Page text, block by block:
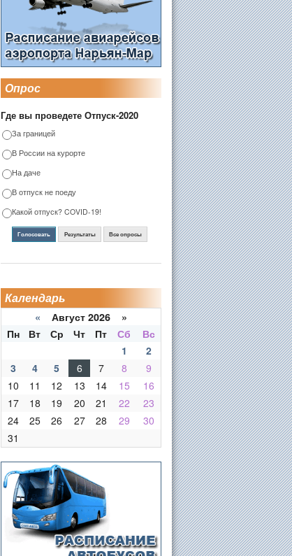
Опрос
Где вы проведете Отпуск-2020
За границей
В России на курорте
На даче
В отпуск не поеду
Какой отпуск? COVID-19!
Голосовать Результаты Все опросы
Календарь
« Август 2026 »
Пн
Вт Ср Чт Пт Сб
Вс
1
2
3
4 5 6 7 8
9
10
11 12 13 14 15
16
17
18 19 20 21 22
23
24
25 26 27 28 29
30
31